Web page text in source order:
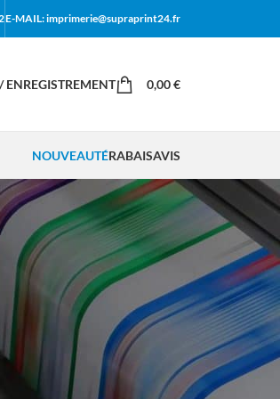
E-MAIL: imprimerie@supraprint24.fr
0,00€
NOUVEAUTÉRABAISAVIS